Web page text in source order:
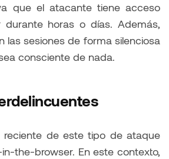
que el atacante tiene acceso
durante horas o días. Además,
las sesiones de forma silenciosa
consciente de nada.
reciente de este tipo de ataque
the-browser. En este contexto,